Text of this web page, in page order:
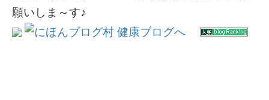
願いしま～す♪